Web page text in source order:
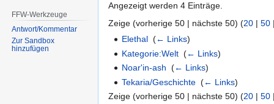
Angezeigt werden 4 Einträge.
Zeige (vorherige 50 | nächste 50) (20 | 50
Elethal ‎(← Links)
Kategorie:Welt ‎(← Links)
Noar'in-ash ‎(← Links)
Tekaria/Geschichte ‎(← Links)
Zeige (vorherige 50 | nächste 50) (20 | 50
FFW-Werkzeuge
Antwort/Kommentar
Zur Sandbox
hinzufügen